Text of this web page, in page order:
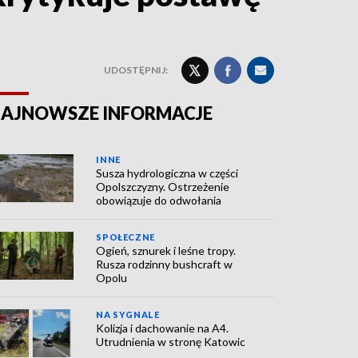
UDOSTĘPNIJ:
INFORMACJE
INNE
Susza hydrologiczna w części
Opolszczyzny. Ostrzeżenie
obowiązuje do odwołania
SPOŁECZNE
Ogień, sznurek i leśne tropy.
Rusza rodzinny bushcraft w
Opolu
NA SYGNALE
Kolizja i dachowanie na A4.
Utrudnienia w stronę Katowic